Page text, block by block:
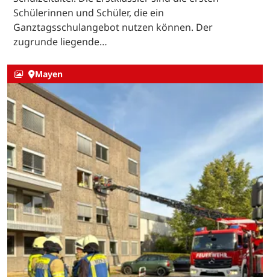
Schülerinnen und Schüler, die ein
Ganztagsschulangebot nutzen können. Der
zugrunde liegende…
Mayen